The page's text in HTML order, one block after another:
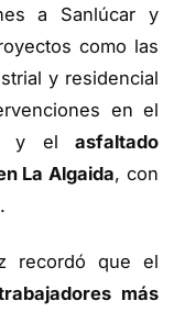
a Sanlúcar y
como las
y residencial
en el
y el asfaltado
La Algaida, con
.
recordó que el
más